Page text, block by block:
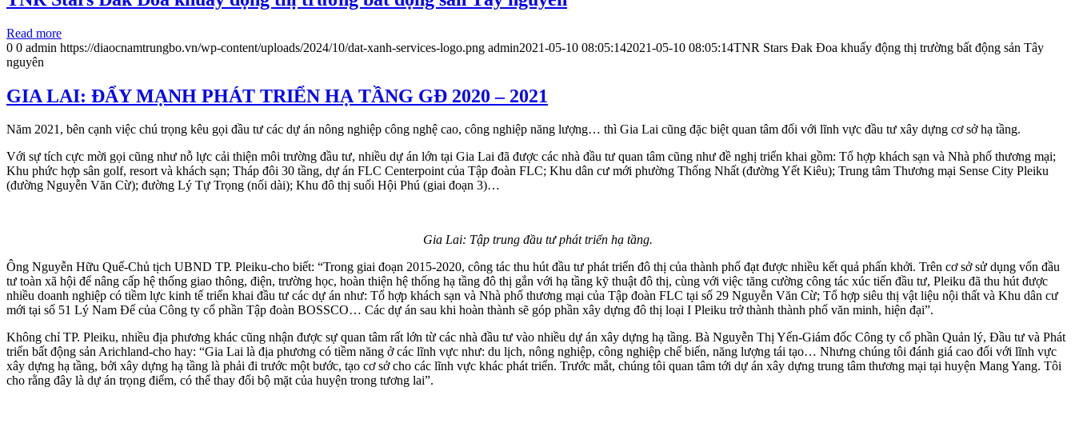
Read more
0 0 admin https://diaocnamtrungbo.vn/wp-content/uploads/2024/10/dat-xanh-services-logo.png admin2021-05-10 08:05:142021-05-10 08:05:14TNR Stars Đak Đoa khuấy động thị trường bất động sản Tây
nguyên
GIA LAI: ĐẨY MẠNH PHÁT TRIỂN HẠ TẦNG GĐ 2020 – 2021
Năm 2021, bên cạnh việc chú trọng kêu gọi đầu tư các dự án nông nghiệp công nghệ cao, công nghiệp năng lượng… thì Gia Lai cũng đặc biệt quan tâm đối với lĩnh vực đầu tư xây dựng cơ sở hạ tầng.
Với sự tích cực mời gọi cũng như nỗ lực cải thiện môi trường đầu tư, nhiều dự án lớn tại Gia Lai đã được các nhà đầu tư quan tâm cũng như đề nghị triển khai gồm: Tổ hợp khách sạn và Nhà phố thương mại;
Khu phức hợp sân golf, resort và khách sạn; Tháp đôi 30 tầng, dự án FLC Centerpoint của Tập đoàn FLC; Khu dân cư mới phường Thống Nhất (đường Yết Kiêu); Trung tâm Thương mại Sense City Pleiku
(đường Nguyễn Văn Cừ); đường Lý Tự Trọng (nối dài); Khu đô thị suối Hội Phú (giai đoạn 3)…
Gia Lai: Tập trung đầu tư phát triển hạ tầng.
Ông Nguyễn Hữu Quế-Chủ tịch UBND TP. Pleiku-cho biết: “Trong giai đoạn 2015-2020, công tác thu hút đầu tư phát triển đô thị của thành phố đạt được nhiều kết quả phấn khởi. Trên cơ sở sử dụng vốn đầu
tư toàn xã hội để nâng cấp hệ thống giao thông, điện, trường học, hoàn thiện hệ thống hạ tầng đô thị gắn với hạ tầng kỹ thuật đô thị, cùng với việc tăng cường công tác xúc tiến đầu tư, Pleiku đã thu hút được
nhiều doanh nghiệp có tiềm lực kinh tế triển khai đầu tư các dự án như: Tổ hợp khách sạn và Nhà phố thương mại của Tập đoàn FLC tại số 29 Nguyễn Văn Cừ; Tổ hợp siêu thị vật liệu nội thất và Khu dân cư
mới tại số 51 Lý Nam Đế của Công ty cổ phần Tập đoàn BOSSCO… Các dự án sau khi hoàn thành sẽ góp phần xây dựng đô thị loại I Pleiku trở thành thành phố văn minh, hiện đại”.
Không chỉ TP. Pleiku, nhiều địa phương khác cũng nhận được sự quan tâm rất lớn từ các nhà đầu tư vào nhiều dự án xây dựng hạ tầng. Bà Nguyễn Thị Yến-Giám đốc Công ty cổ phần Quản lý, Đầu tư và Phát
triển bất động sản Arichland-cho hay: “Gia Lai là địa phương có tiềm năng ở các lĩnh vực như: du lịch, nông nghiệp, công nghiệp chế biến, năng lượng tái tạo… Nhưng chúng tôi đánh giá cao đối với lĩnh vực
xây dựng hạ tầng, bởi xây dựng hạ tầng là phải đi trước một bước, tạo cơ sở cho các lĩnh vực khác phát triển. Trước mắt, chúng tôi quan tâm tới dự án xây dựng trung tâm thương mại tại huyện Mang Yang. Tôi
cho rằng đây là dự án trọng điểm, có thể thay đổi bộ mặt của huyện trong tương lai”. ​